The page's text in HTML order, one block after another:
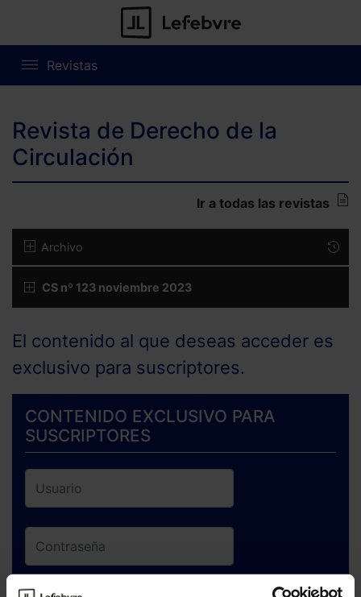
Revistas
Revista de Derecho de la
Circulación
Ir a todas las revistas
Archivo
CS nº 123 noviembre 2023
El contenido al que deseas acceder es
exclusivo para suscriptores.
CONTENIDO EXCLUSIVO PARA
SUSCRIPTORES